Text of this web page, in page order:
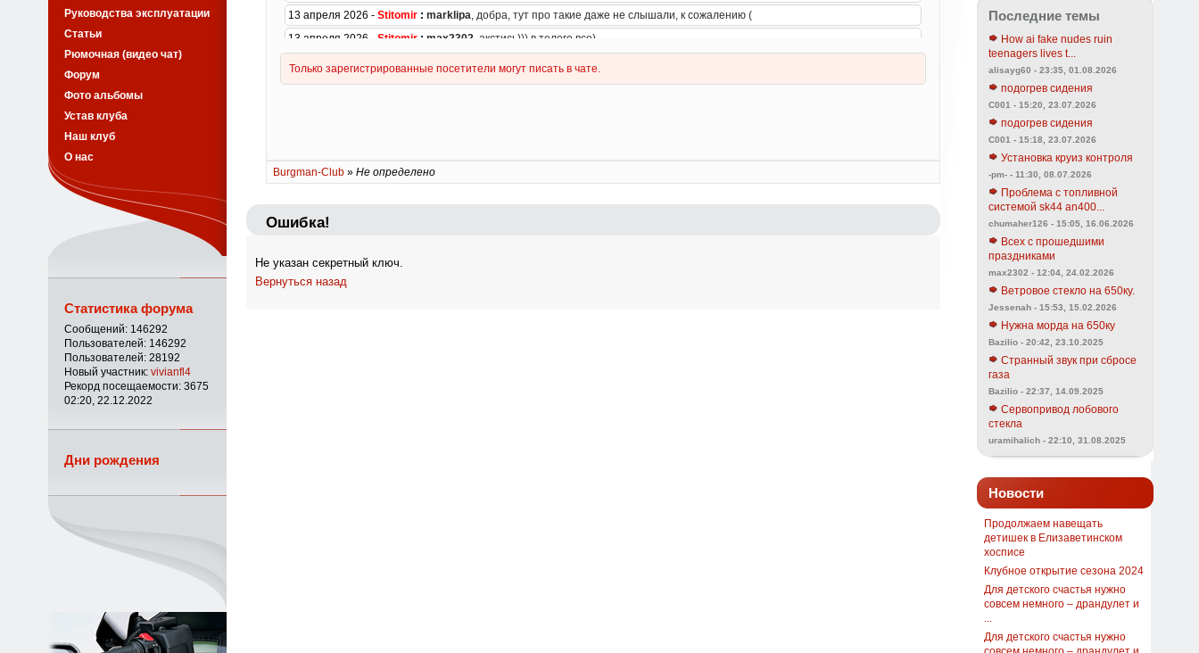
Burgman-Club» Не определено
Ошибка!
Не указан секретный ключ.
Вернуться назад
Последние темы
How ai fake nudes ruin
teenagers lives t...
alisayg60 - 23:35, 01.08.2026
подогрев сидения
C001 - 15:20, 23.07.2026
подогрев сидения
C001 - 15:18, 23.07.2026
Установка круиз контроля
-pm- - 11:30, 08.07.2026
Проблема с топливной
системой sk44 an400...
chumaher126 - 15:05, 16.06.2026
Всех с прошедшими
праздниками
max2302 - 12:04, 24.02.2026
Ветровое стекло на 650ку.
Jessenah - 15:53, 15.02.2026
Нужна морда на 650ку
Bazilio - 20:42, 23.10.2025
Странный звук при сбросе
газа
Bazilio - 22:37, 14.09.2025
Сервопривод лобового
стекла
uramihalich - 22:10, 31.08.2025
Новости
Продолжаем навещать
детишек в Елизаветинском
хосписе
Клубное открытие сезона 2024
Для детского счастья нужно
совсем немного – драндулет и
Для детского счастья нужно
Руководства эксплуатации
Статьи
Рюмочная (видео чат)
Форум
Фото альбомы
Устав клуба
Наш клуб
О нас
Статистика форума
Сообщений: 146292
Пользователей: 146292
Пользователей: 28192
Новый участник: vivianfl4
Рекорд посещаемости: 3675
02:20, 22.12.2022
Дни рождения